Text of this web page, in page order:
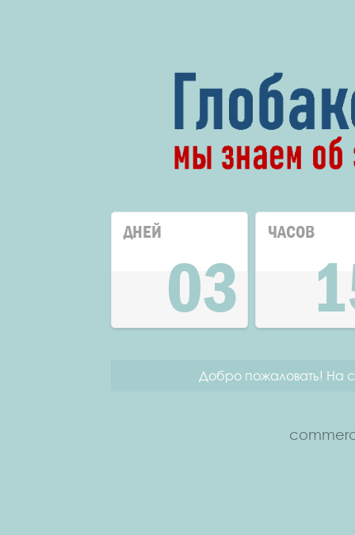
ДНЕЙ
03
ЧАСОВ
Добро пожаловать! На